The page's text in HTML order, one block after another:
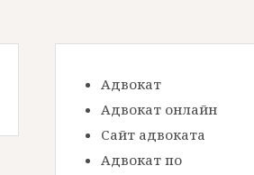
Адвокат
Адвокат онлайн
Сайт адвоката
Адвокат по